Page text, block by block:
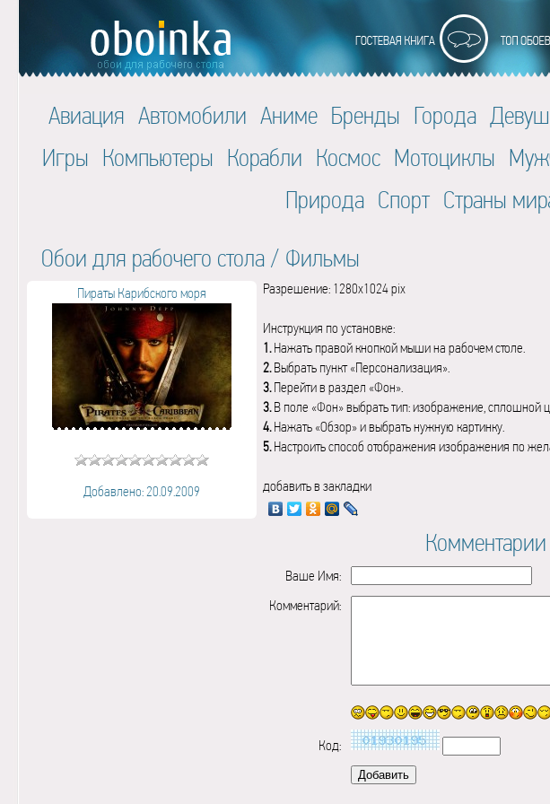
Авиация Автомобили Аниме Бренды Города
Игры Компьютеры Корабли Космос Мотоциклы
Природа Спорт Страны
Обои для рабочего стола/ Фильмы
Пираты Карибского моря
Добавлено: 20.09.2009
Разрешение: 1280x1024 pix
Инструкция по установке:
1.Нажать правой кнопкой мыши на рабочем столе.
2.Выбрать пункт «Персонализация».
3.Перейти в раздел «Фон».
3.В поле «Фон» выбрать тип: изображение, сплошной
4.Нажать «Обзор» и выбрать нужную картинку.
5.Настроить способ отображения изображения по
добавить в закладки
Комментарии
Ваше Имя:
Комментарий:
Код: